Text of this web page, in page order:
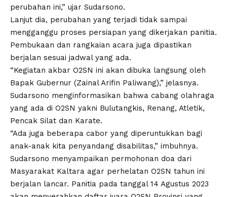
perubahan ini,” ujar Sudarsono.
Lanjut dia, perubahan yang terjadi tidak sampai
mengganggu proses persiapan yang dikerjakan panitia.
Pembukaan dan rangkaian acara juga dipastikan
berjalan sesuai jadwal yang ada.
“Kegiatan akbar O2SN ini akan dibuka langsung oleh
Bapak Gubernur (Zainal Arifin Paliwang),” jelasnya.
Sudarsono menginformasikan bahwa cabang olahraga
yang ada di O2SN yakni Bulutangkis, Renang, Atletik,
Pencak Silat dan Karate.
“Ada juga beberapa cabor yang diperuntukkan bagi
anak-anak kita penyandang disabilitas,” imbuhnya.
Sudarsono menyampaikan permohonan doa dari
Masyarakat Kaltara agar perhelatan O2SN tahun ini
berjalan lancar. Panitia pada tanggal 14 Agustus 2023